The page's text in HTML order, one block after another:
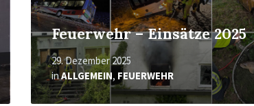
Feuerwehr – Einsätze 2025
29. Dezember 2025
inALLGEMEIN, FEUERWEHR